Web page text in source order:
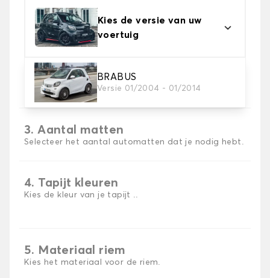
Kies de versie van uw
voertuig
BRABUS
Versie 01/2004 - 01/2014
2. Materiaal
Kies het materiaal van uw automatten
3. Aantal matten
Selecteer het aantal automatten dat je nodig hebt.
4. Tapijt kleuren
Kies de kleur van je tapijt ..
5. Materiaal riem
Kies het materiaal voor de riem.